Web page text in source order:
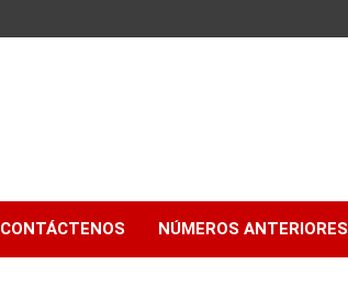
CONTÁCTENOS NÚMEROS ANTERIORES